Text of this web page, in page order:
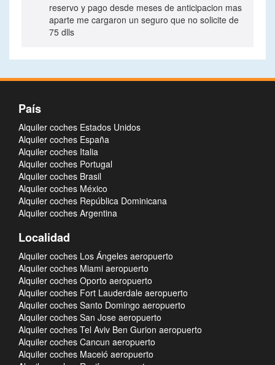
reservo y pago desde meses de anticipacion mas
aparte me cargaron un seguro que no solicite de
75 dlls
País
Alquiler coches Estados Unidos
Alquiler coches España
Alquiler coches Italia
Alquiler coches Portugal
Alquiler coches Brasil
Alquiler coches México
Alquiler coches República Dominicana
Alquiler coches Argentina
Localidad
Alquiler coches Los Ángeles aeropuerto
Alquiler coches Miami aeropuerto
Alquiler coches Oporto aeropuerto
Alquiler coches Fort Lauderdale aeropuerto
Alquiler coches Santo Domingo aeropuerto
Alquiler coches San Jose aeropuerto
Alquiler coches Tel Aviv Ben Gurion aeropuerto
Alquiler coches Cancun aeropuerto
Alquiler coches Maceió aeropuerto